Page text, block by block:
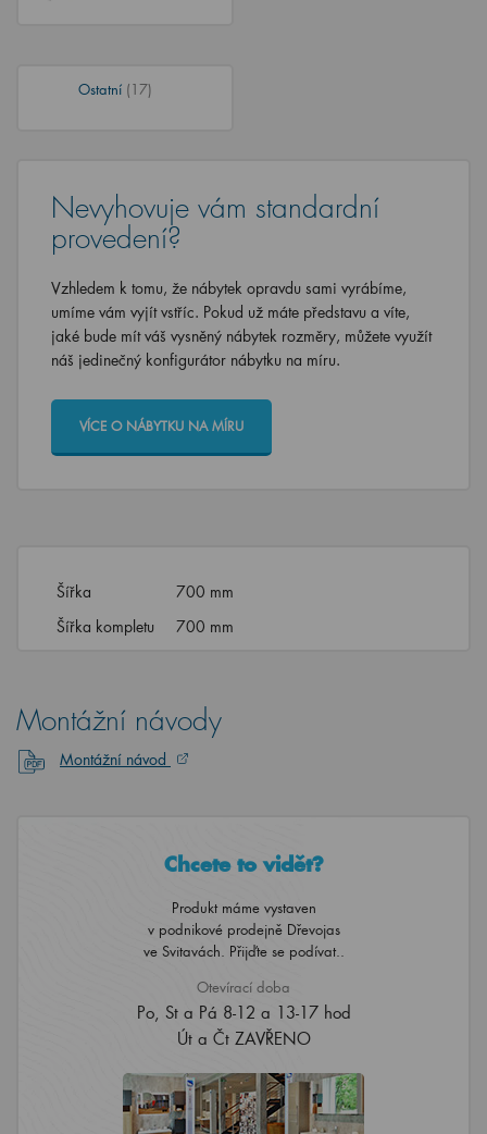
Ostatní (17)
Nevyhovuje vám standardní
provedení?
Vzhledem k tomu, že nábytek opravdu sami vyrábíme,
umíme vám vyjít vstříc. Pokud už máte představu a víte,
jaké bude mít váš vysněný nábytek rozměry, můžete využít
náš jedinečný konfigurátor nábytku na míru.
VÍCE O NÁBYTKU NA MÍRU
Šířka
700 mm
Šířka kompletu
700 mm
Montážní návody
Montážní návod
Chcete to vidět?
Produkt máme vystaven
v podnikové prodejně Dřevojas
ve Svitavách. Přijďte se podívat..
Otevírací doba
Po, St a Pá 8-12 a 13-17 hod
Út a Čt ZAVŘENO